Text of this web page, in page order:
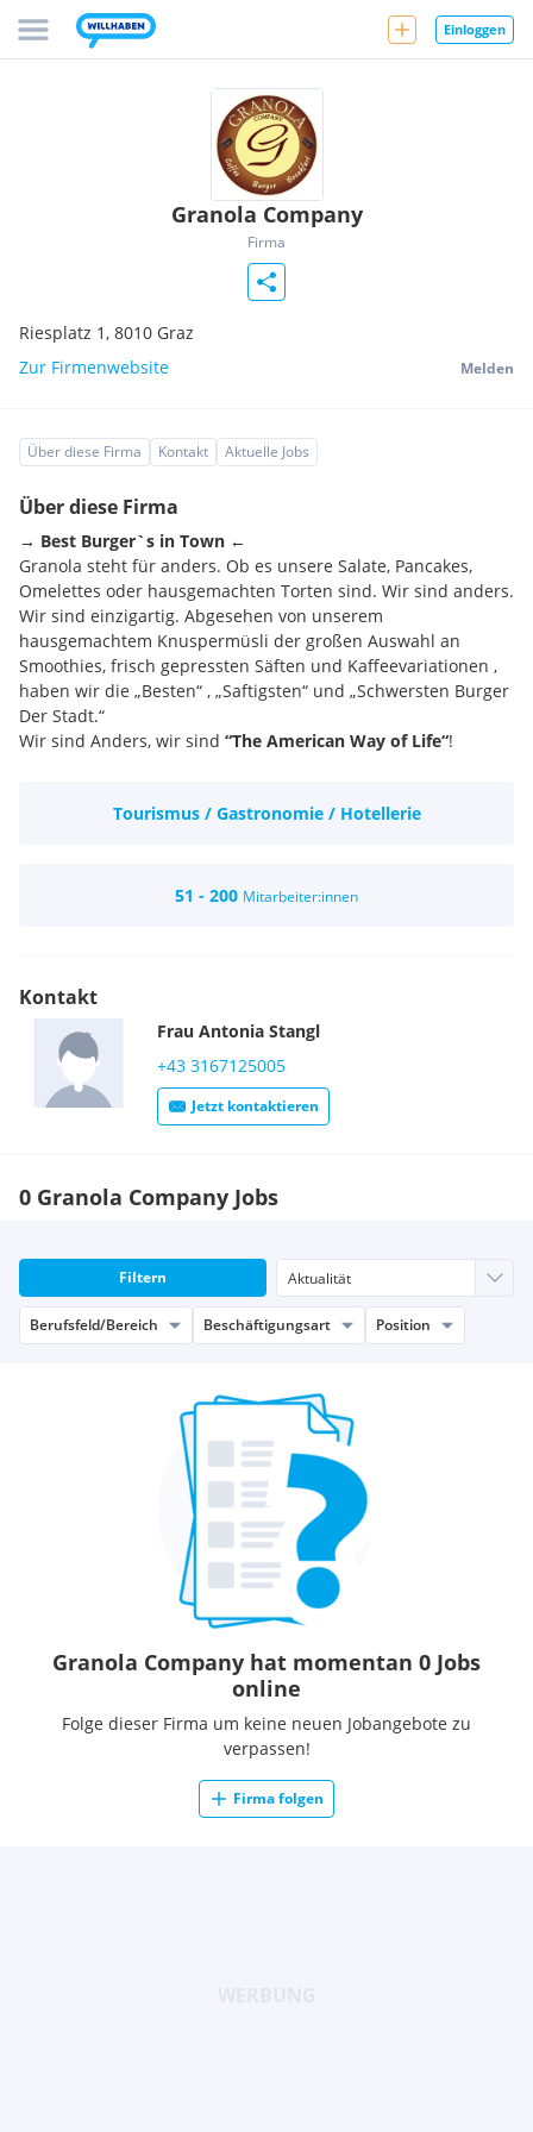
Einloggen
Granola Company
Firma
Riesplatz 1, 8010 Graz
Zur Firmenwebsite
Melden
Über diese Firma Kontakt Aktuelle Jobs
Über diese Firma
→ Best Burger`s in Town ←
Granola steht für anders. Ob es unsere Salate, Pancakes,
Omelettes oder hausgemachten Torten sind. Wir sind anders.
Wir sind einzigartig. Abgesehen von unserem
hausgemachtem Knuspermüsli der großen Auswahl an
Smoothies, frisch gepressten Säften und Kaffeevariationen ,
haben wir die „Besten“ , „Saftigsten“ und „Schwersten Burger
Der Stadt.“
Wir sind Anders, wir sind “The American Way of Life“!
Tourismus / Gastronomie / Hotellerie
51 - 200 Mitarbeiter:innen
Kontakt
Frau Antonia Stangl
+43 3167125005
Jetzt kontaktieren
0 Granola Company Jobs
Filtern
Berufsfeld/Bereich Beschäftigungsart Position
Granola Company hat momentan 0 Jobs
online
Folge dieser Firma um keine neuen Jobangebote zu
verpassen!
Firma folgen